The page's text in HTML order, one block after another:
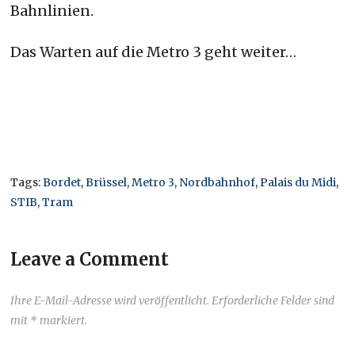
Bahnlinien.
Das Warten auf die Metro 3 geht weiter…
Tags:Bordet,Brüssel,Metro 3, Nordbahnhof,Palais du Midi,
STIB,Tram
Leave a Comment
Ihre E-Mail-Adresse wird veröffentlicht. Erforderliche Felder sind
mit * markiert.